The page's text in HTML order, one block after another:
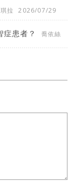
琪拉 2026/07/29
患者？
喬依絲